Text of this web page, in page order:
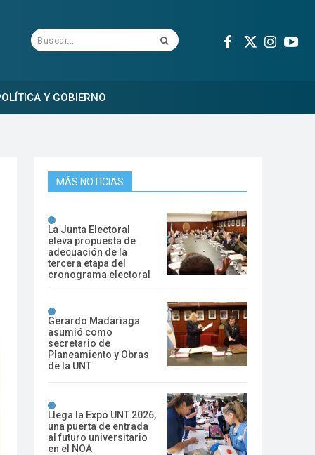
Buscar...
Y GOBIERNO
MÁS NOTICIAS
La Junta Electoral
eleva propuesta de
adecuación de la
tercera etapa del
cronograma electoral
Gerardo Madariaga
asumió como
secretario de
Planeamiento y Obras
de la UNT
Llega la Expo UNT 2026,
una puerta de entrada
al futuro universitario
en el NOA